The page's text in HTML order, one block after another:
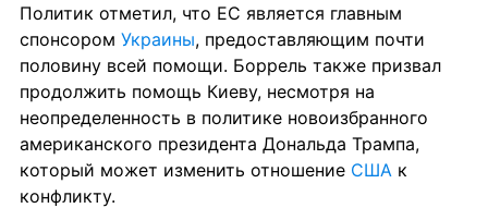
Политик отметил, что ЕС является главным
спонсором Украины, предоставляющим почти
половину всей помощи. Боррель также призвал
продолжить помощь Киеву, несмотря на
неопределенность в политике новоизбранного
американского президента Дональда Трампа,
который может изменить отношение США к
конфликту.